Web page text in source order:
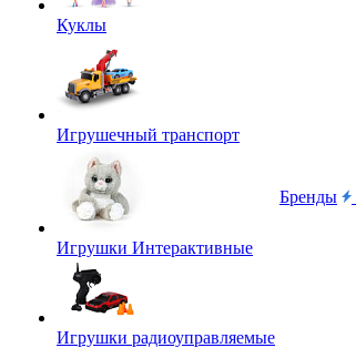
Куклы
Игрушечный транспорт
Игрушки Интерактивные
Игрушки радиоуправляемые
Бренды